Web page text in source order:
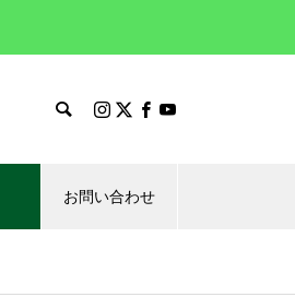
お問い合わせ